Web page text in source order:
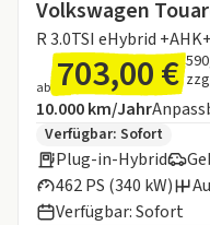
Volkswagen
R 3.0TSI eHybrid
ab 703,00 €
Angebotsdetails:
Inklusive Laufleistung
10.000 km/Jahr
Zusätzliche
Verfügbar: Sofort
Plug-in-Hybrid
462 PS (340 kW)
Verfügbar: Sofort